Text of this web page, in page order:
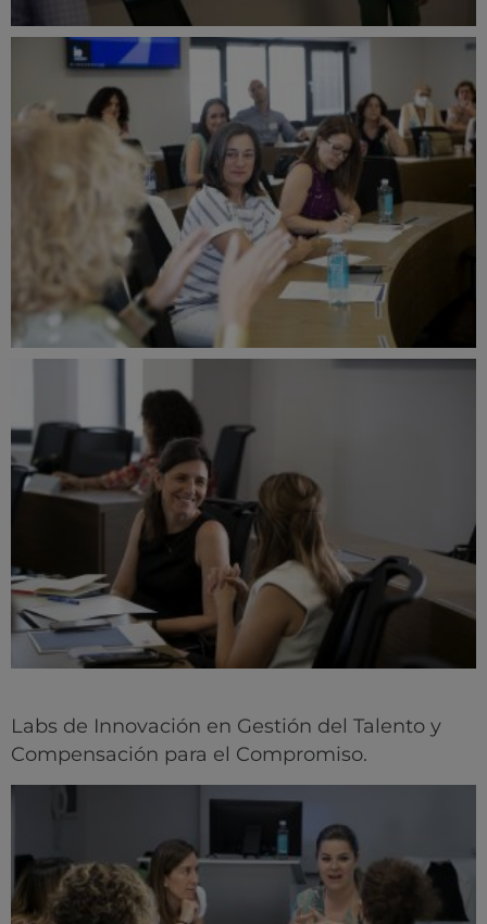
Labs de Innovación en Gestión del Talento y
Compensación para el Compromiso.